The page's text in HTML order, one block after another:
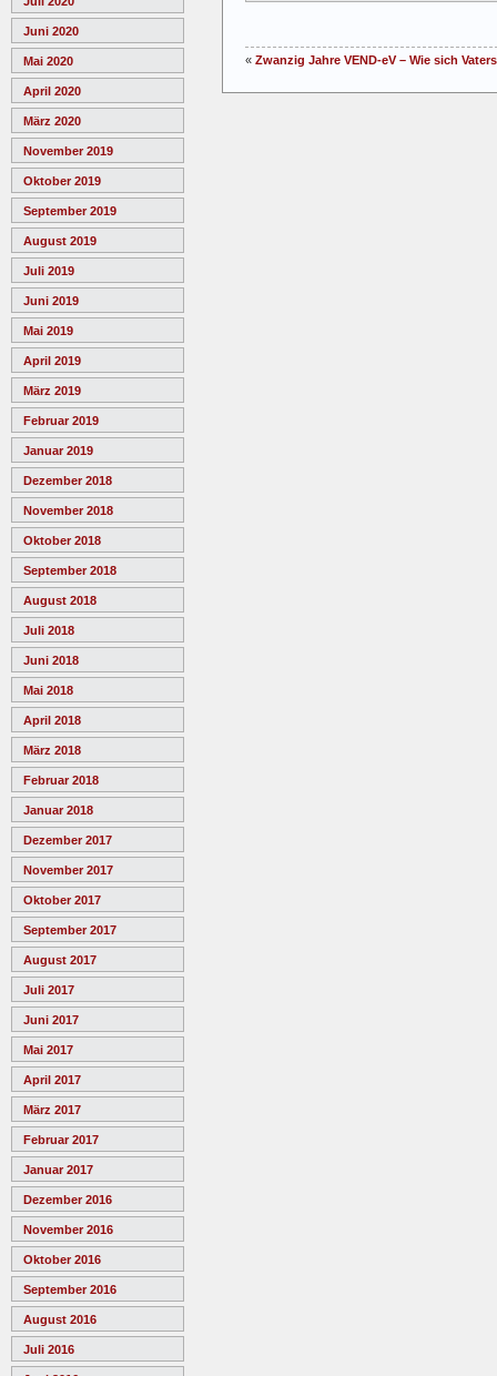
Juni 2020
Mai 2020
April 2020
März 2020
November 2019
Oktober 2019
September 2019
August 2019
Juli 2019
Juni 2019
Mai 2019
April 2019
März 2019
Februar 2019
Januar 2019
Dezember 2018
November 2018
Oktober 2018
September 2018
August 2018
Juli 2018
Juni 2018
Mai 2018
April 2018
März 2018
Februar 2018
Januar 2018
Dezember 2017
November 2017
Oktober 2017
September 2017
August 2017
Juli 2017
Juni 2017
Mai 2017
April 2017
März 2017
Februar 2017
Januar 2017
Dezember 2016
November 2016
Oktober 2016
September 2016
August 2016
Juli 2016
« Zwanzig Jahre VEND-eV – Wie sich